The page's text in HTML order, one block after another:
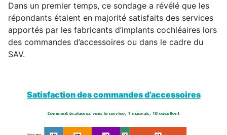
Dans un premier temps, ce sondage a révélé que les
répondants étaient en majorité satisfaits des services
apportés par les fabricants d’implants cochléaires lors
des commandes d’accessoires ou dans le cadre du
SAV.
Satisfaction des commandes d’accessoires